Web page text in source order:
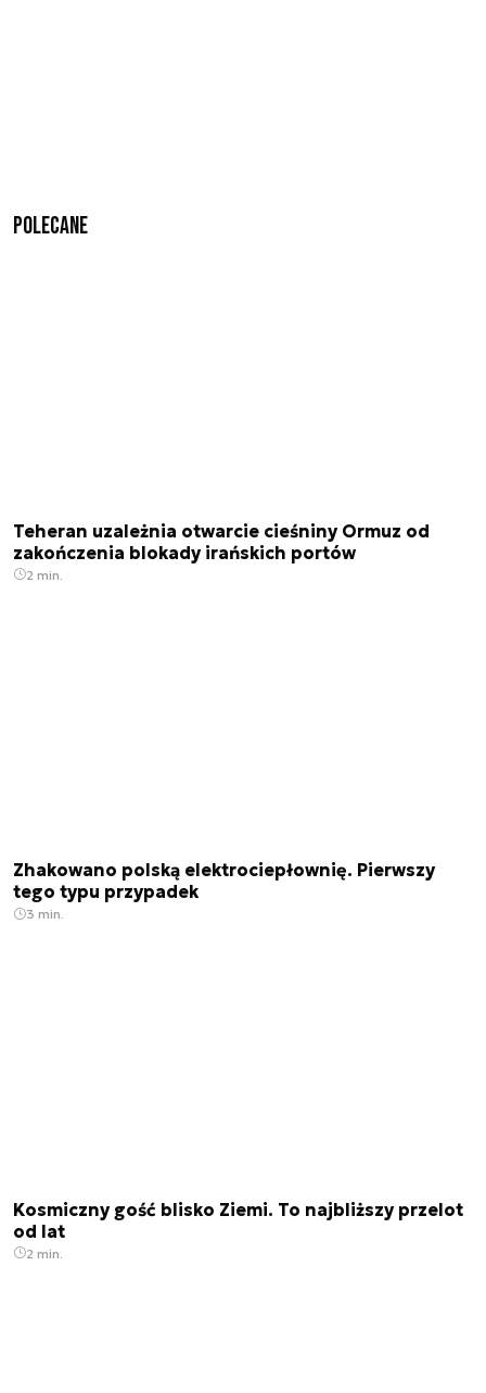
Polecane
Teheran uzależnia otwarcie cieśniny Ormuz od
zakończenia blokady irańskich portów
2 min.
Zhakowano polską elektrociepłownię. Pierwszy
tego typu przypadek
3 min.
Kosmiczny gość blisko Ziemi. To najbliższy przelot
od lat
2 min.